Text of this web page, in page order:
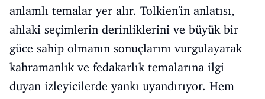
anlamlı temalar yer alır. Tolkien'in anlatısı,
ahlaki seçimlerin derinliklerini ve büyük bir
güce sahip olmanın sonuçlarını vurgulayarak
kahramanlık ve fedakarlık temalarına ilgi
duyan izleyicilerde yankı uyandırıyor. Hem